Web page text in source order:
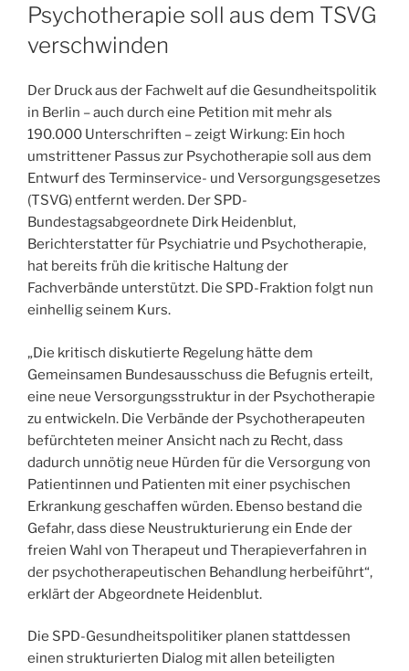
Psychotherapie soll aus dem TSVG
verschwinden
Der Druck aus der Fachwelt auf die Gesundheitspolitik
in Berlin – auch durch eine Petition mit mehr als
190.000 Unterschriften – zeigt Wirkung: Ein hoch
umstrittener Passus zur Psychotherapie soll aus dem
Entwurf des Terminservice- und Versorgungsgesetzes
(TSVG) entfernt werden. Der SPD-
Bundestagsabgeordnete Dirk Heidenblut,
Berichterstatter für Psychiatrie und Psychotherapie,
hat bereits früh die kritische Haltung der
Fachverbände unterstützt. Die SPD-Fraktion folgt nun
einhellig seinem Kurs.
„Die kritisch diskutierte Regelung hätte dem
Gemeinsamen Bundesausschuss die Befugnis erteilt,
eine neue Versorgungsstruktur in der Psychotherapie
zu entwickeln. Die Verbände der Psychotherapeuten
befürchteten meiner Ansicht nach zu Recht, dass
dadurch unnötig neue Hürden für die Versorgung von
Patientinnen und Patienten mit einer psychischen
Erkrankung geschaffen würden. Ebenso bestand die
Gefahr, dass diese Neustrukturierung ein Ende der
freien Wahl von Therapeut und Therapieverfahren in
der psychotherapeutischen Behandlung herbeiführt“,
erklärt der Abgeordnete Heidenblut.
Die SPD-Gesundheitspolitiker planen stattdessen
einen strukturierten Dialog mit allen beteiligten